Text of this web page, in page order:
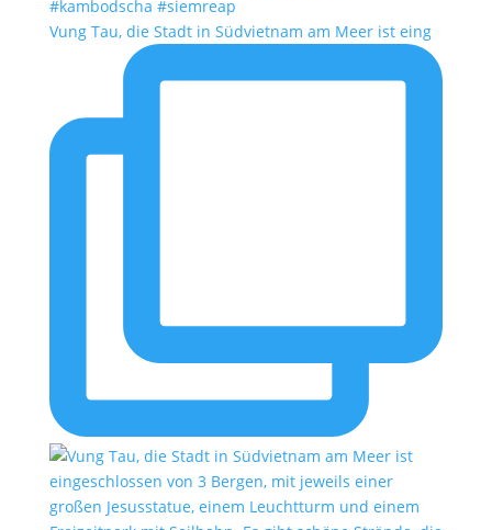
Vung Tau, die Stadt in Südvietnam am Meer ist eing